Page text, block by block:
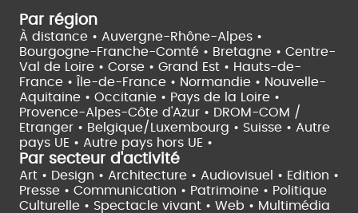
Par région
À distance • Auvergne-Rhône-Alpes •
Bourgogne-Franche-Comté • Bretagne • Centre-
Val de Loire • Corse • Grand Est • Hauts-de-
France •
Île-de-France • Normandie • Nouvelle-
Aquitaine • Occitanie • Pays de la Loire •
Provence-Alpes-Côte d'Azur • DROM-COM /
Etranger • Belgique/Luxembourg • Suisse • Autre
pays UE • Autre pays hors UE •
Par secteur d'activité
Art • Design • Architecture • Audiovisuel • Edition •
Presse • Communication • Patrimoine • Politique
Culturelle • Spectacle vivant • Web • Multimédia